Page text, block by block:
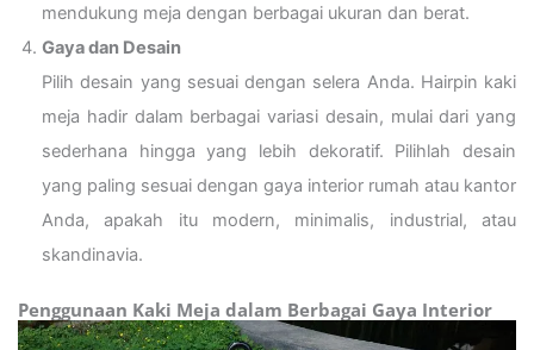
mendukung meja dengan berbagai ukuran dan berat.
Gaya dan Desain
Pilih desain yang sesuai dengan selera Anda. Hairpin kaki
meja hadir dalam berbagai variasi desain, mulai dari yang
sederhana hingga yang lebih dekoratif. Pilihlah desain
yang paling sesuai dengan gaya interior rumah atau kantor
Anda, apakah itu modern, minimalis, industrial, atau
skandinavia.
Penggunaan Kaki Meja dalam Berbagai Gaya Interior